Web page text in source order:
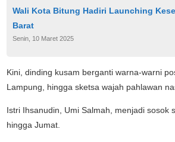
Wali Kota Bitung Hadiri Launching
Barat
Senin, 10 Maret 2025
Kini, dinding kusam berganti warna-warni
Lampung, hingga sketsa wajah pahlawan
Istri Ihsanudin, Umi Salmah, menjadi sosok
hingga Jumat.